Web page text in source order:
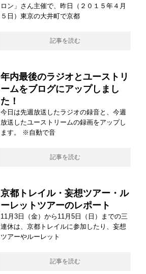
ロン」さん主催で、昨日（２０１５年４月
５日）東京の大井町で京都
記事を読む
年内最後のラジオとユーストリ
ームをブログにアップしまし
た！
今日は先週放送したラジオの録音と、今週
放送したユーストリームの録画をアップし
ます。 ※自動で音
記事を読む
京都トレイル・妄想ツアー・ル
ーレットツアーのレポート
11月3日（金）から11月5日（日）までの三
連休は、京都トレイルに参加したり、妄想
ツアーやルーレット
記事を読む